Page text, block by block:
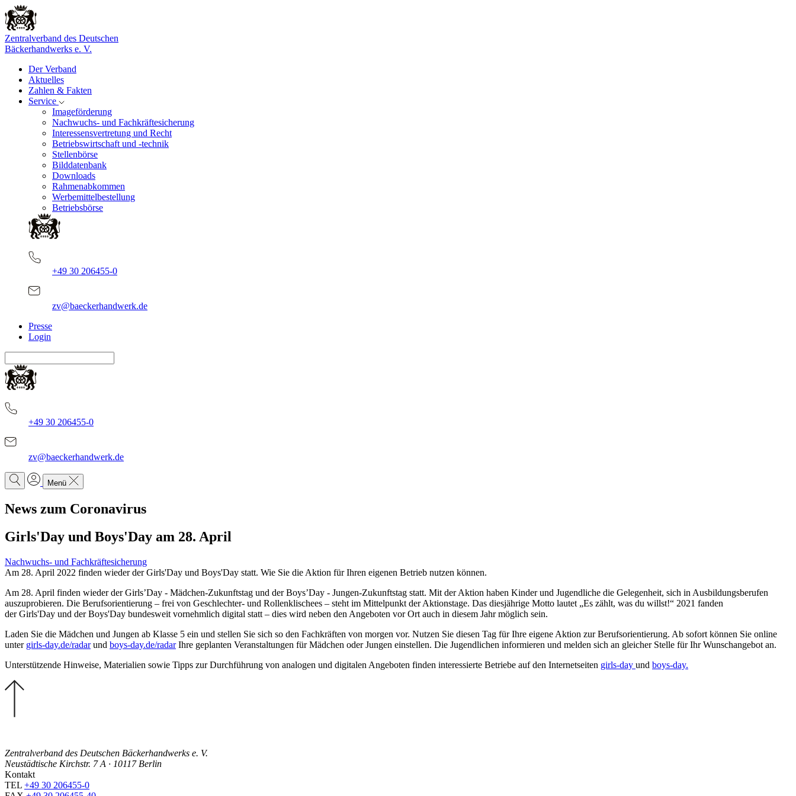
Zentralverband des Deutschen
Bäckerhandwerks e. V.
Der Verband
Aktuelles
Zahlen & Fakten
Service
Imageförderung
Nachwuchs- und Fachkräftesicherung
Interessensvertretung und Recht
Betriebswirtschaft und -technik
Stellenbörse
Bilddatenbank
Downloads
Rahmenabkommen
Werbemittelbestellung
Betriebsbörse
+49 30 206455-0
zv@baeckerhandwerk.de
Presse
Login
+49 30 206455-0
zv@baeckerhandwerk.de
Menü
News zum Coronavirus
Girls'Day und Boys'Day am 28. April
Nachwuchs- und Fachkräftesicherung
Am 28. April 2022 finden wieder der Girls'Day und Boys'Day statt. Wie Sie die Aktion für Ihren eigenen Betrieb nutzen können.
Am 28. April finden wieder der Girls’Day - Mädchen-Zukunftstag und der Boys’Day - Jungen-Zukunftstag statt. Mit der Aktion haben Kinder und Jugendliche die Gelegenheit, sich in Ausbildungsberufen
auszuprobieren. Die Berufsorientierung – frei von Geschlechter- und Rollenklischees – steht im Mittelpunkt der Aktionstage. Das diesjährige Motto lautet „Es zählt, was du willst!“ 2021 fanden
der Girls'Day und der Boys'Day bundesweit vornehmlich digital statt – dies wird neben den Angeboten vor Ort auch in diesem Jahr möglich sein.
Laden Sie die Mädchen und Jungen ab Klasse 5 ein und stellen Sie sich so den Fachkräften von morgen vor. Nutzen Sie diesen Tag für Ihre eigene Aktion zur Berufsorientierung. Ab sofort können Sie online
unter girls-day.de/radarund boys-day.de/radarIhre geplanten Veranstaltungen für Mädchen oder Jungen einstellen. Die Jugendlichen informieren und melden sich an gleicher Stelle für Ihr Wunschangebot an.
Unterstützende Hinweise, Materialien sowie Tipps zur Durchführung von analogen und digitalen Angeboten finden interessierte Betriebe auf den Internetseiten girls-day und boys-day.
Zentralverband des Deutschen Bäckerhandwerks e. V.
Neustädtische Kirchstr. 7 A · 10117 Berlin
Kontakt
TEL +49 30 206455-0